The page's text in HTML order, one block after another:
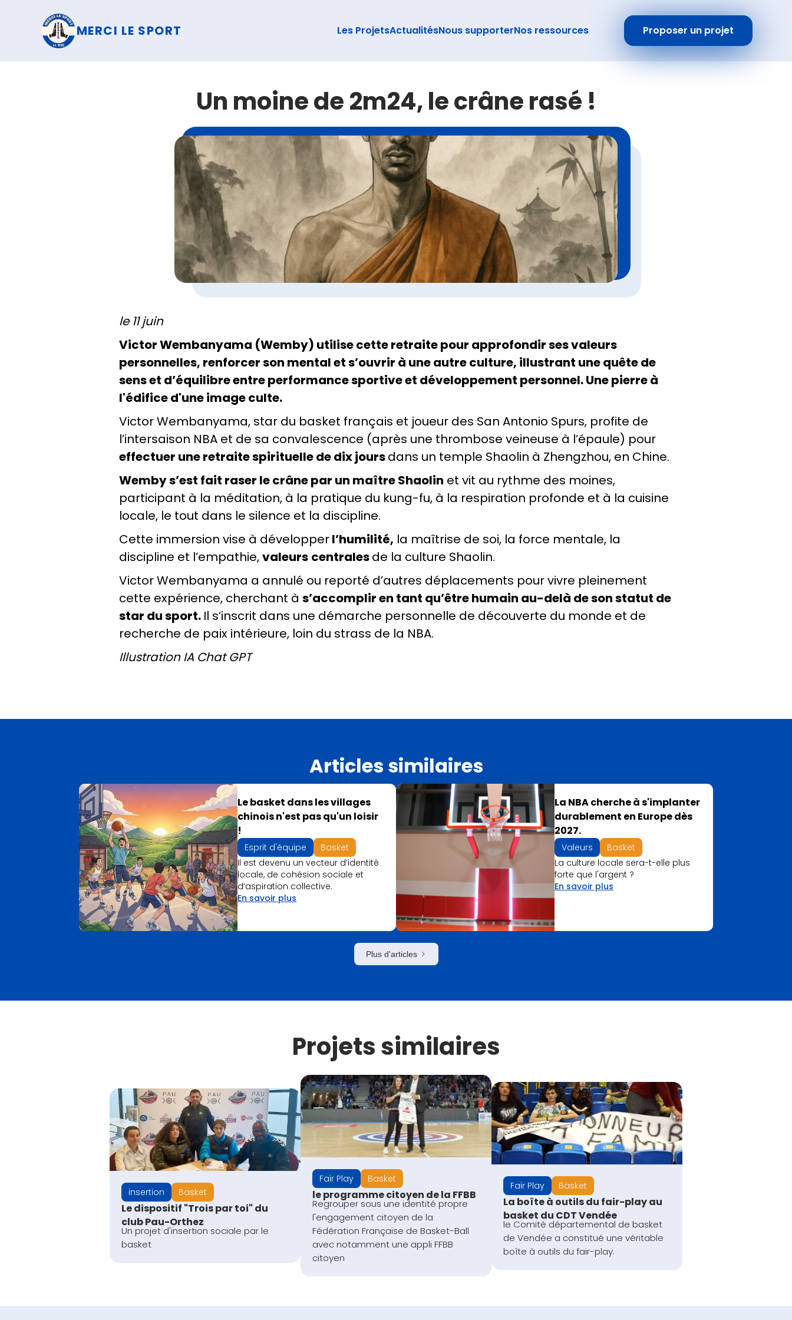
MERCI LE SPORT Les ProjetsActualitésNous supporterNos ressources Proposer un projet
Un moine de 2m24, le crâne rasé !
le 11 juin
Victor Wembanyama (Wemby) utilise cette retraite pour approfondir ses valeurs
personnelles, renforcer son mental et s’ouvrir à une autre culture, illustrant une quête de
sens et d’équilibre entre performance sportive et développement personnel. Une pierre à
l'édifice d'une image culte.
Victor Wembanyama, star du basket français et joueur des San Antonio Spurs, profite de
l’intersaison NBA et de sa convalescence (après une thrombose veineuse à l’épaule) pour
effectuer une retraite spirituelle de dix joursdans un temple Shaolin à Zhengzhou, en Chine.
Wemby s’est fait raser le crâne par un maître Shaolin et vit au rythme des moines,
participant à la méditation, à la pratique du kung-fu, à la respiration profonde et à la cuisine
locale, le tout dans le silence et la discipline.
Cette immersion vise à développerl’humilité, la maîtrise de soi, la force mentale, la
discipline et l’empathie,valeurs centralesde la culture Shaolin.
Victor Wembanyama a annulé ou reporté d’autres déplacements pour vivre pleinement
cette expérience, cherchant à s’accomplir en tant qu’être humain au-delà de son statut de
star du sport. Il s’inscrit dans une démarche personnelle de découverte du monde et de
recherche de paix intérieure, loin du strass de la NBA.
Illustration IA Chat GPT
Articles similaires
Le basket dans les villages
chinois n'est pas qu'un loisir
!
Esprit d'équipe
Basket
Il est devenu un vecteur d’identité
locale, de cohésion sociale et
d’aspiration collective.
En savoir plus
La NBA cherche à s'implanter
durablement en Europe dès
2027.
Valeurs
Basket
La culture locale sera-t-elle plus
forte que l'argent ?
En savoir plus
Plus d'articles
Projets similaires
insertion Basket
Le dispositif "Trois par toi" du
club Pau-Orthez
Un projet d'insertion sociale par le
basket
Fair Play Basket
le programme citoyen de la FFBB
Regrouper sous une identité propre
l'engagement citoyen de la
Fédération Française de Basket-Ball
avec notamment une appli FFBB
citoyen
Fair Play Basket
La boîte à outils du fair-play au
basket du CDT Vendée
le Comité départemental de basket
de Vendée a constitué une véritable
boîte à outils du fair-play.